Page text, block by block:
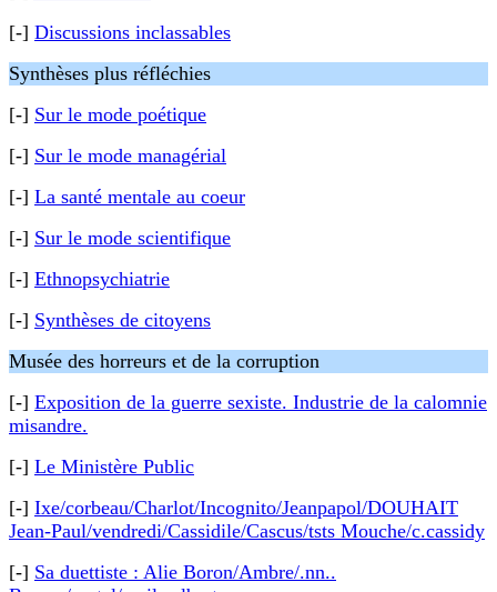
[-] Discussions inclassables
Synthèses plus réfléchies
[-] Sur le mode poétique
[-] Sur le mode managérial
[-] La santé mentale au coeur
[-] Sur le mode scientifique
[-] Ethnopsychiatrie
[-] Synthèses de citoyens
Musée des horreurs et de la corruption
[-] Exposition de la guerre sexiste. Industrie de la calomnie
misandre.
[-] Le Ministère Public
[-] Ixe/corbeau/Charlot/Incognito/Jeanpapol/DOUHAIT
Jean-Paul/vendredi/Cassidile/Cascus/tsts Mouche/c.cassidy
[-] Sa duettiste : Alie Boron/Ambre/.nn..